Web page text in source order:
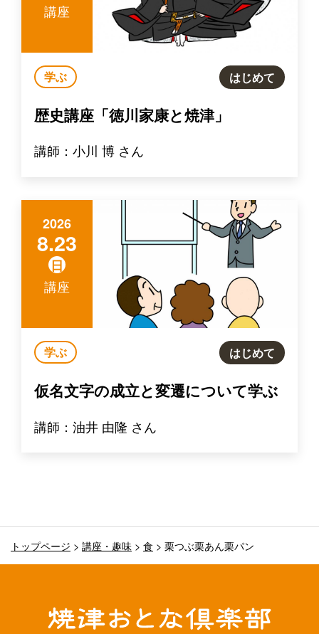
講座
学ぶ はじめて
歴史講座「徳川家康と焼津」
講師：小川 博 さん
2026
8.23
日
講座
学ぶ はじめて
仮名文字の成立と変遷について学ぶ
講師：油井 由隆 さん
トップページ > 講座・趣味 > 食 > 栗つぶ栗あん栗パン